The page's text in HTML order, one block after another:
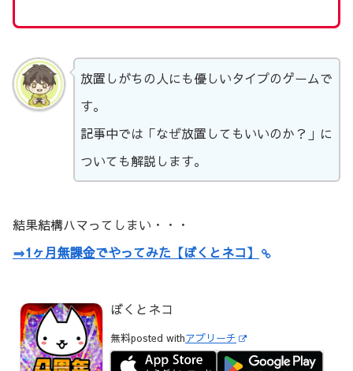
放置しがちの人にも優しいタイプのゲームで
す。
記事中では「なぜ放置してもいいのか？」に
ついても解説します。
結果結構ハマってしまい・・・
⇒1ヶ月無課金でやってみた【ぼくとネコ】
ぼくとネコ
無料posted withアプリーチ